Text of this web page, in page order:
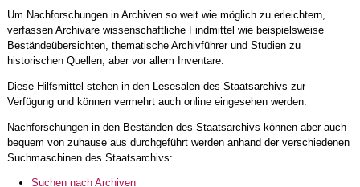
Um Nachforschungen in Archiven so weit wie möglich zu erleichtern,
verfassen Archivare wissenschaftliche Findmittel wie beispielsweise
Beständeübersichten, thematische Archivführer und Studien zu
historischen Quellen, aber vor allem Inventare.
Diese Hilfsmittel stehen in den Lesesälen des Staatsarchivs zur
Verfügung und können vermehrt auch online eingesehen werden.
Nachforschungen in den Beständen des Staatsarchivs können aber auch
bequem von zuhause aus durchgeführt werden anhand der verschiedenen
Suchmaschinen des Staatsarchivs:
Suchen nach Archiven